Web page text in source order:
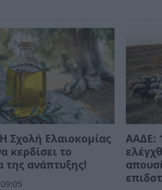
Σχολή Ελαιοκομίας
κερδίσει το
της ανάπτυξης!
ΑΑΔΕ: